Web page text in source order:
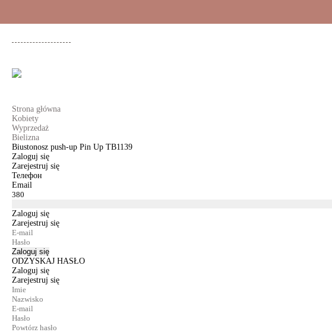
Strona główna
Kobiety
Wyprzedaż
Bielizna
Biustonosz push-up Pin Up TB1139
Zaloguj się
Zarejestruj się
Телефон
Email
Zaloguj się
Zarejestruj się
Zaloguj się
ODZYSKAJ HASŁO
Zaloguj się
Zarejestruj się